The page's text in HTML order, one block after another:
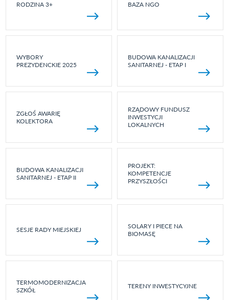
RODZINA 3+ BAZA NGO
WYBORY
PREZYDENCKIE 2025
BUDOWA KANALIZACJI
SANITARNEJ - ETAP I
ZGŁOŚ AWARIĘ
KOLEKTORA
RZĄDOWY FUNDUSZ
INWESTYCJI
LOKALNYCH
BUDOWA KANALIZACJI
SANITARNEJ - ETAP II
PROJEKT:
KOMPETENCJE
PRZYSZŁOŚCI
SESJE RADY MIEJSKIEJ
SOLARY I PIECE NA
BIOMASĘ
TERMOMODERNIZACJA
SZKÓŁ
TERENY INWESTYCYJNE